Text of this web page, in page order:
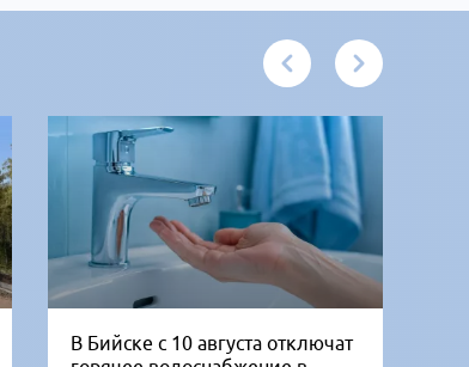
В Бийске с 10 августа отключат